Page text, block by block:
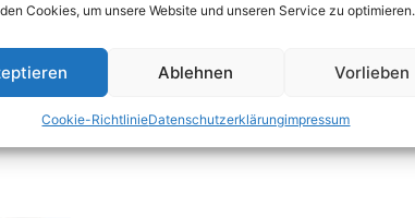
Cookies, um unsere Website und unseren Service zu optimieren.
Ablehnen Vorlieben
Cookie-RichtlinieDatenschutzerklärungimpressum
der bundesweit größte
auf allen politischen Ebenen für ein
Haus- und Wohnungseigentum ein.
für einen neutralen, unabhängigen
Informationen unterwww.verband-